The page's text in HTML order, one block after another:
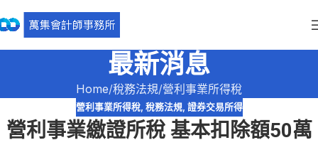
最新消息
Home 稅務法規 營利事業所得稅
營利事業所得稅, 稅務法規, 證券交易所得
營利事業繳證所稅 基本扣除額50萬